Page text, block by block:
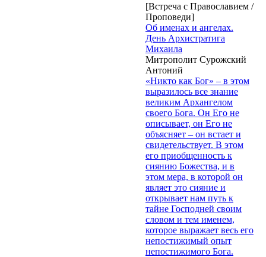
[Встреча с Православием /
Проповеди]
Об именах и ангелах.
День Архистратига
Михаила
Митрополит Сурожский
Антоний
«Никто как Бог» – в этом
выразилось все знание
великим Архангелом
своего Бога. Он Его не
описывает, он Его не
объясняет – он встает и
свидетельствует. В этом
его приобщенность к
сиянию Божества, и в
этом мера, в которой он
являет это сияние и
открывает нам путь к
тайне Господней своим
словом и тем именем,
которое выражает весь его
непостижимый опыт
непостижимого Бога.